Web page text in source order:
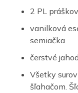
2 PL
vanilková
semiačka
čerstvé
Všetky
šľahačom.